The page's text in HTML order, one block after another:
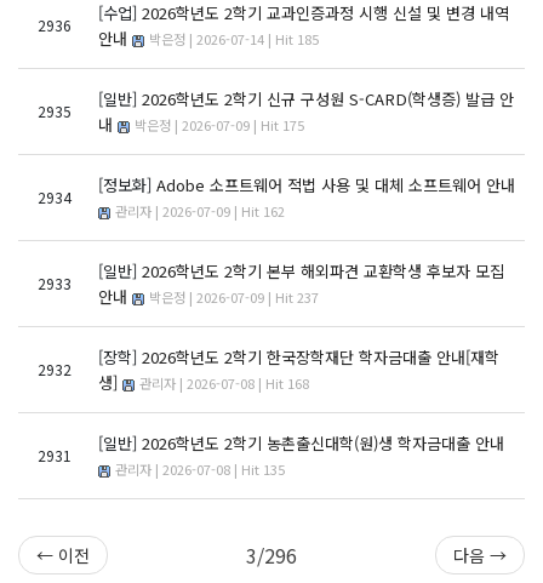
2936
[수업] 2026학년도 2학기 교과인증과정 시행 신설 및 변경 내역
안내
박은정 | 2026-07-14 | Hit 185
2935
[일반] 2026학년도 2학기 신규 구성원 S-CARD(학생증) 발급 안
내
박은정 | 2026-07-09 | Hit 175
2934
[정보화] Adobe 소프트웨어 적법 사용 및 대체 소프트웨어 안내
관리자 | 2026-07-09 | Hit 162
2933
[일반] 2026학년도 2학기 본부 해외파견 교환학생 후보자 모집
안내
박은정 | 2026-07-09 | Hit 237
2932
[장학] 2026학년도 2학기 한국장학재단 학자금대출 안내[재학
생]
관리자 | 2026-07-08 | Hit 168
2931
[일반] 2026학년도 2학기 농촌출신대학(원)생 학자금대출 안내
관리자 | 2026-07-08 | Hit 135
← 이전 3/296 다음 →